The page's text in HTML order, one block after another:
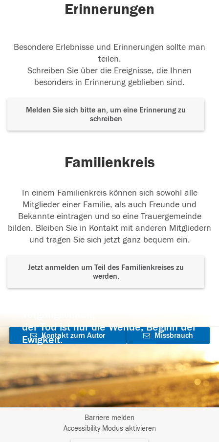
Erinnerungen
Besondere Erlebnisse und Erinnerungen sollte man
teilen.
Schreiben Sie über die Ereignisse, die Ihnen
besonders in Erinnerung geblieben sind.
Melden Sie sich bitte an, um eine Erinnerung zu
schreiben
Familienkreis
In einem Familienkreis können sich sowohl alle
Mitglieder einer Familie, als auch Freunde und
Bekannte eintragen und so eine Trauergemeinde
bilden. Bleiben Sie in Kontakt mit anderen Mitgliedern
und tragen Sie sich jetzt ganz bequem ein.
Jetzt anmelden um Teil des Familienkreises zu
werden.
der Tod ist nur die Wende, Beginn der
Ewigkeit.
Kontakt zum Autor
aufnehmen
Missbrauch
Barriere melden
Accessibility-Modus aktivieren